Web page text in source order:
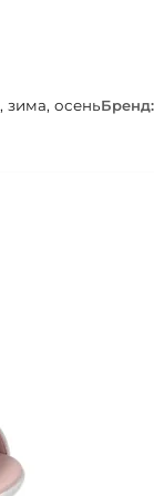
зима, осень